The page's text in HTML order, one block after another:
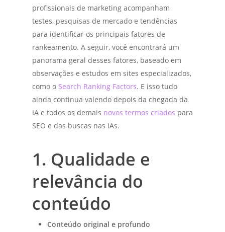
profissionais de marketing acompanham
testes, pesquisas de mercado e tendências
para identificar os principais fatores de
rankeamento. A seguir, você encontrará um
panorama geral desses fatores, baseado em
observações e estudos em sites especializados,
como o Search Ranking Factors. E isso tudo
ainda continua valendo depois da chegada da
IA e todos os demais novos termos criados para
SEO e das buscas nas IAs.
1. Qualidade e
relevância do
conteúdo
Conteúdo original e profundo